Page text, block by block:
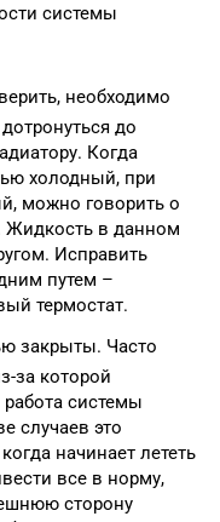
системы
необходимо
до
Когда
холодный, при
можно говорить о
Жидкость в данном
Исправить
путем –
термостат.
закрыты. Часто
за которой
системы
случаев это
начинает лететь
все в норму,
сторону